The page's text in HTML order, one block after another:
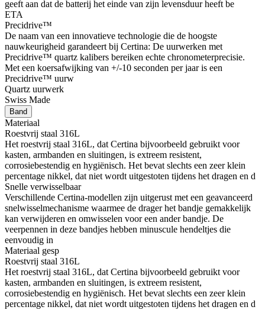
geeft aan dat de batterij het einde van zijn levensduur heeft be
ETA
Precidrive™
De naam van een innovatieve technologie die de hoogste
nauwkeurigheid garandeert bij Certina: De uurwerken met
Precidrive™ quartz kalibers bereiken echte chronometerprecisie.
Met een koersafwijking van +/-10 seconden per jaar is een
Precidrive™ uurw
Quartz uurwerk
Swiss Made
Band
Materiaal
Roestvrij staal 316L
Het roestvrij staal 316L, dat Certina bijvoorbeeld gebruikt voor
kasten, armbanden en sluitingen, is extreem resistent,
corrosiebestendig en hygiënisch. Het bevat slechts een zeer klein
percentage nikkel, dat niet wordt uitgestoten tijdens het dragen en d
Snelle verwisselbaar
Verschillende Certina-modellen zijn uitgerust met een geavanceerd
snelwisselmechanisme waarmee de drager het bandje gemakkelijk
kan verwijderen en omwisselen voor een ander bandje. De
veerpennen in deze bandjes hebben minuscule hendeltjes die
eenvoudig in
Materiaal gesp
Roestvrij staal 316L
Het roestvrij staal 316L, dat Certina bijvoorbeeld gebruikt voor
kasten, armbanden en sluitingen, is extreem resistent,
corrosiebestendig en hygiënisch. Het bevat slechts een zeer klein
percentage nikkel, dat niet wordt uitgestoten tijdens het dragen en d